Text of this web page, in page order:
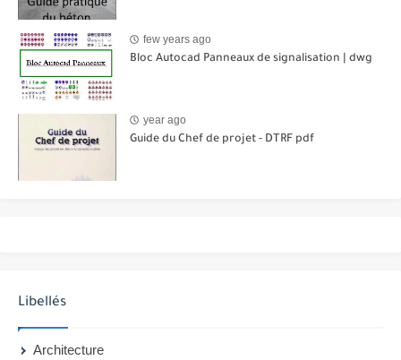
few years ago
Bloc Autocad Panneaux de signalisation | dwg
year ago
Guide du Chef de projet - DTRF pdf
Libellés
Architecture